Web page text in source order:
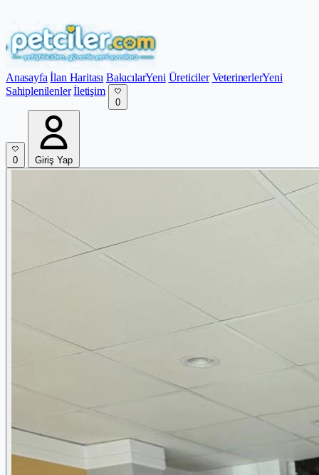
Anasayfa İlan Haritası BakıcılarYeni Üreticiler VeterinerlerYeni
Sahiplenilenler İletişim
0
0 Giriş Yap